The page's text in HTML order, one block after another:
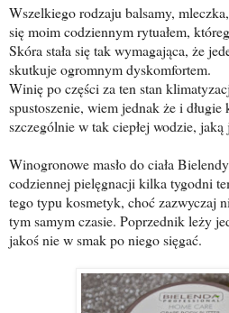
Wszelkiego rodzaju balsamy, mleczka,
się moim codziennym rytuałem,
Skóra stała się tak wymagająca, że
skutkuje ogromnym dyskomfortem.
Winię po części za ten stan
spustoszenie, wiem jednak że i długie
szczególnie w tak ciepłej wodzie,
Winogronowe masło do ciała
codziennej pielęgnacji kilka tygodni
tego typu kosmetyk, choć zazwyczaj
tym samym czasie. Poprzednik leży
jakoś nie w smak po niego sięgać.